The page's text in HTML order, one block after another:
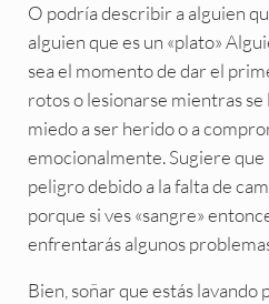
O podría describir a alguien
alguien que es un «plato»
sea el momento de dar el
rotos o lesionarse mientras se
miedo a ser herido o a
emocionalmente. Sugiere que
peligro debido a la falta de
porque si ves «sangre»
enfrentarás algunos
Bien, soñar que estás